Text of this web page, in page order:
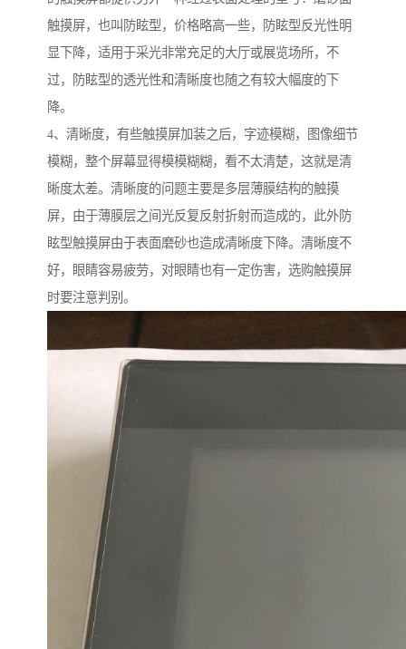
触摸屏，也叫防眩型，价格略高一些，防眩型反光性明
显下降，适用于采光非常充足的大厅或展览场所，不
过，防眩型的透光性和清晰度也随之有较大幅度的下
降。
4、清晰度，有些触摸屏加装之后，字迹模糊，图像细节
模糊，整个屏幕显得模模糊糊，看不太清楚，这就是清
晰度太差。清晰度的问题主要是多层薄膜结构的触摸
屏，由于薄膜层之间光反复反射折射而造成的，此外防
眩型触摸屏由于表面磨砂也造成清晰度下降。清晰度不
好，眼睛容易疲劳，对眼睛也有一定伤害，选购触摸屏
时要注意判别。